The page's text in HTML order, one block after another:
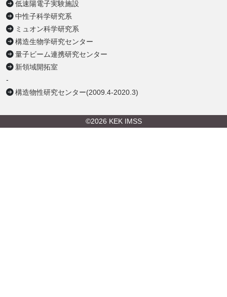
低速陽電子実験施設
中性子科学研究系
ミュオン科学研究系
構造生物学研究センター
量子ビーム連携研究センター
新領域開拓室
-
構造物性研究センター(2009.4-2020.3)
©2026 KEK IMSS